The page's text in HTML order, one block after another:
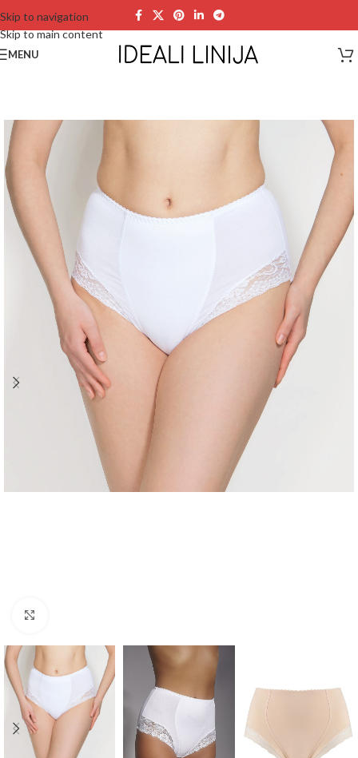
Skip to navigation
Skip to main content
MENU